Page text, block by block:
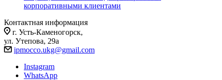
корпоративными клиентами
Контактная информация
г. Усть-Каменогорск,
ул. Утепова, 29а
ipmocco.ukg@gmail.com
Instagram
WhatsApp